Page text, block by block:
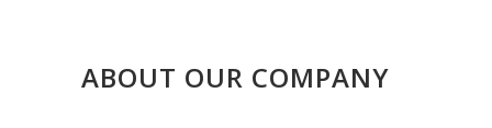
ABOUT OUR COMPANY